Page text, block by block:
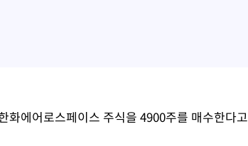
화에어로스페이스 주식을 4900주를 매수한다고